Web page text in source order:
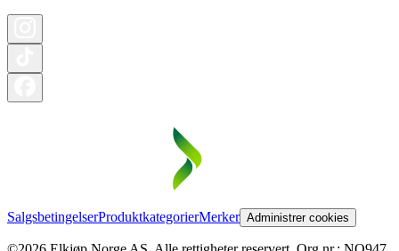
SalgsbetingelserProduktkategorierMerker Administrer cookies